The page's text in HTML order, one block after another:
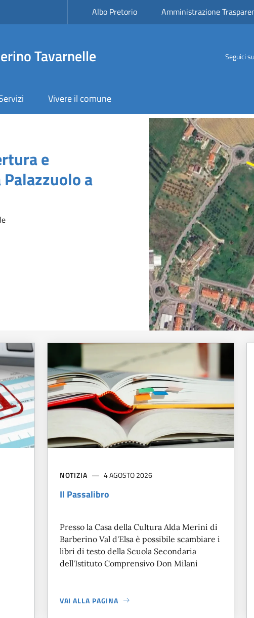
Tavarnelle
Albo Pretorio Amministrazione
Tavarnelle Seguici su
Vivere il comune
e
a
Image
NOTIZIA 4 AGOSTO 2026
Il Passalibro
Presso la Casa della Cultura Alda Merini di
Barberino Val d'Elsa è possibile scambiare i
libri di testo della Scuola Secondaria
dell'Istituto Comprensivo Don Milani
VAI ALLA PAGINA
A PROPOSITO DIIL PASSALIBRO